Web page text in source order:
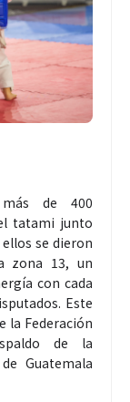
de 400
tatami junto
se dieron
zona 13, un
con cada
Este
la Federación
de la
Guatemala